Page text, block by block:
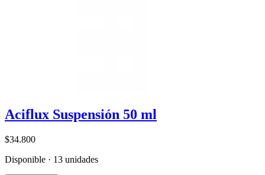
Aciflux Suspensión 50 ml
$34.800
Disponible · 13 unidades